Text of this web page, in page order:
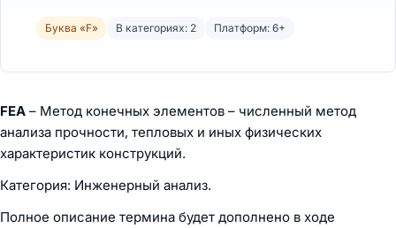
Буква «F» В категориях: 2 Платформ: 6+
FEA – Метод конечных элементов – численный метод
анализа прочности, тепловых и иных физических
характеристик конструкций.
Категория: Инженерный анализ.
Полное описание термина будет дополнено в ходе